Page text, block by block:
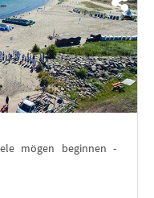
mögen beginnen -